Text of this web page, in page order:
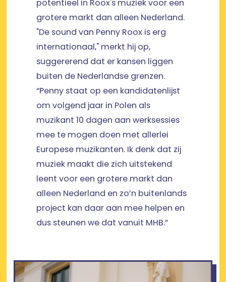
potentieel in Roox's muziek voor een
grotere markt dan alleen Nederland.
"De sound van Penny Roox is erg
internationaal," merkt hij op,
suggererend dat er kansen liggen
buiten de Nederlandse grenzen.
“Penny staat op een kandidatenlijst
om volgend jaar in Polen als
muzikant 10 dagen aan werksessies
mee te mogen doen met allerlei
Europese muzikanten. Ik denk dat zij
muziek maakt die zich uitstekend
leent voor een grotere markt dan
alleen Nederland en zo’n buitenlands
project kan daar aan mee helpen en
dus steunen we dat vanuit MHB.”